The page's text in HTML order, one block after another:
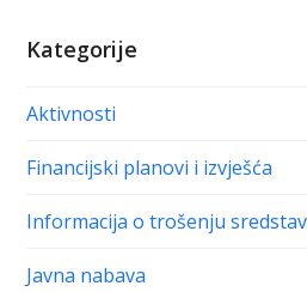
Kategorije
Aktivnosti
Financijski planovi i izvješća
Informacija o trošenju
Javna nabava